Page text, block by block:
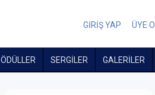
GİRİŞ YAP ÜYE OL
ÖDÜLLER SERGİLER GALERİLER